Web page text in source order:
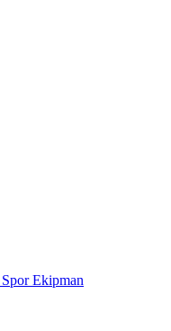
Spor Ekipman